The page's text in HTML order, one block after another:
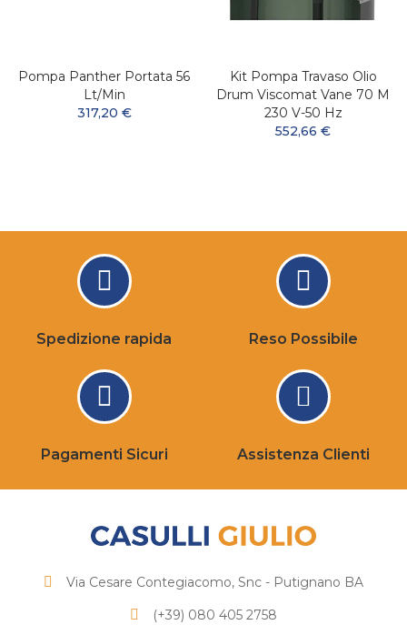
Pompa Panther Portata 56
Lt/min
317,20 €
Kit Pompa Travaso Olio
Drum Viscomat Vane 70 M
230 V-50 Hz
552,66 €
Spedizione rapida Reso Possibile
Pagamenti Sicuri Assistenza Clienti
Via Cesare Contegiacomo, Snc - Putignano BA
(+39) 080 405 2758